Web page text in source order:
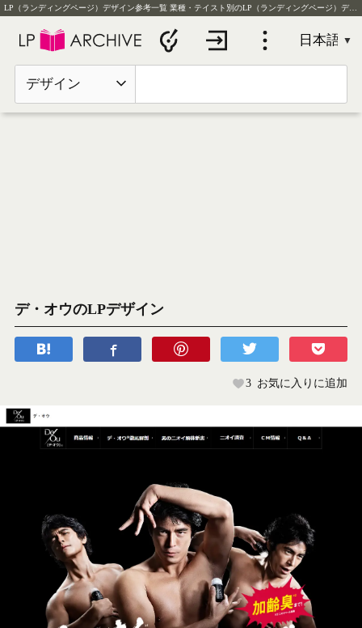
LP（ランディングページ）デザイン参考一覧 業種・テイスト別のLP（ランディングページ）デザイン実例を毎日更新
デザイン
デ・オウのLPデザイン
3 お気に入りに追加